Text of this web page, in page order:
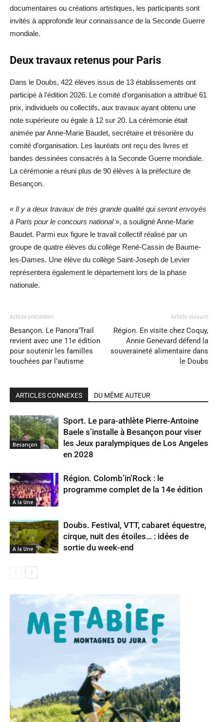
documentaires ou créations artistiques, les participants sont
invités à approfondir leur connaissance de la Seconde Guerre
mondiale.
Deux travaux retenus pour Paris
Dans le Doubs, 422 élèves issus de 13 établissements ont
participé à l’édition 2026. Le comité d’organisation a attribué 61
prix, individuels ou collectifs, aux travaux ayant obtenu une
note supérieure ou égale à 12 sur 20. La cérémonie était
animée par Anne-Marie Baudet, secrétaire et trésorière du
comité d’organisation. Les lauréats ont reçu des livres et
bandes dessinées consacrés à la Seconde Guerre mondiale.
La cérémonie a réuni plus de 90 élèves à la préfecture de
Besançon.
« Il y a deux travaux de très grande qualité qui seront envoyés
à Paris pour le concours national», a souligné Anne-Marie
Baudet. Parmi eux figure le travail collectif réalisé par un
groupe de quatre élèves du collège René-Cassin de Baume-
les-Dames. Une élève du collège Saint-Joseph de Levier
représentera également le département lors de la phase
nationale.
Article précédent
Besançon. Le Panora’Trail
revient avec une 11e édition
pour soutenir les familles
touchées par l’autisme
Article suivant
Région. En visite chez Coquy,
Annie Genevard défend la
souveraineté alimentaire dans
le Doubs
ARTICLES CONNEXES DU MÊME AUTEUR
Besançon
Sport. Le para-athlète Pierre-Antoine
Baele s’installe à Besançon pour viser
les Jeux paralympiques de Los Angeles
en 2028
A la Une
Région. Colomb’in’Rock : le
programme complet de la 14e édition
A la Une
Doubs. Festival, VTT, cabaret équestre,
cirque, nuit des étoiles… : idées de
sortie du week-end